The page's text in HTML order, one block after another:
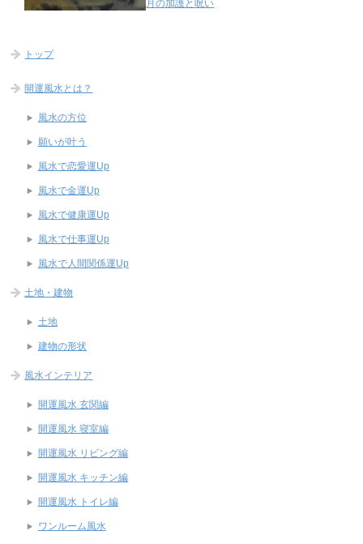
月の加護と呪い
トップ
開運風水とは？
風水の方位
願いが叶う
風水で恋愛運Up
風水で金運Up
風水で健康運Up
風水で仕事運Up
風水で人間関係運Up
土地・建物
土地
建物の形状
風水インテリア
開運風水 玄関編
開運風水 寝室編
開運風水 リビング編
開運風水 キッチン編
開運風水 トイレ編
ワンルーム風水